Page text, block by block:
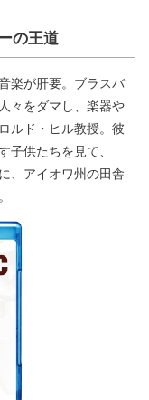
の王道
楽が肝要。ブラスバ
々をダマし、楽器や
ルド・ヒル教授。彼
供たちを見て、
、アイオワ州の田舎